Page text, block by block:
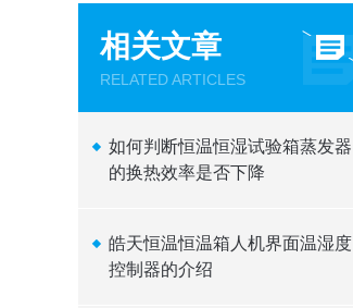
相关文章
RELATED ARTICLES
如何判断恒温恒湿试验箱蒸发器
的换热效率是否下降
皓天恒温恒温箱人机界面温湿度
控制器的介绍